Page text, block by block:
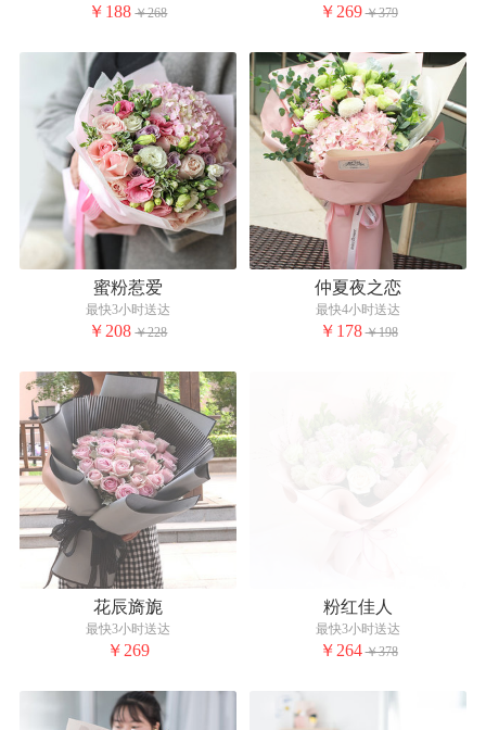
￥188 ￥268 ￥269 ￥379
蜜粉惹爱
最快3小时送达
￥208 ￥228
仲夏夜之恋
最快4小时送达
￥178 ￥198
花辰旖旎
最快3小时送达
￥269
粉红佳人
最快3小时送达
￥264 ￥378